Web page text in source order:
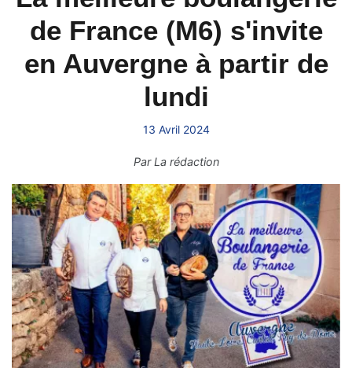
de France (M6) s'invite
en Auvergne à partir de
lundi
13 Avril 2024
ParLa rédaction